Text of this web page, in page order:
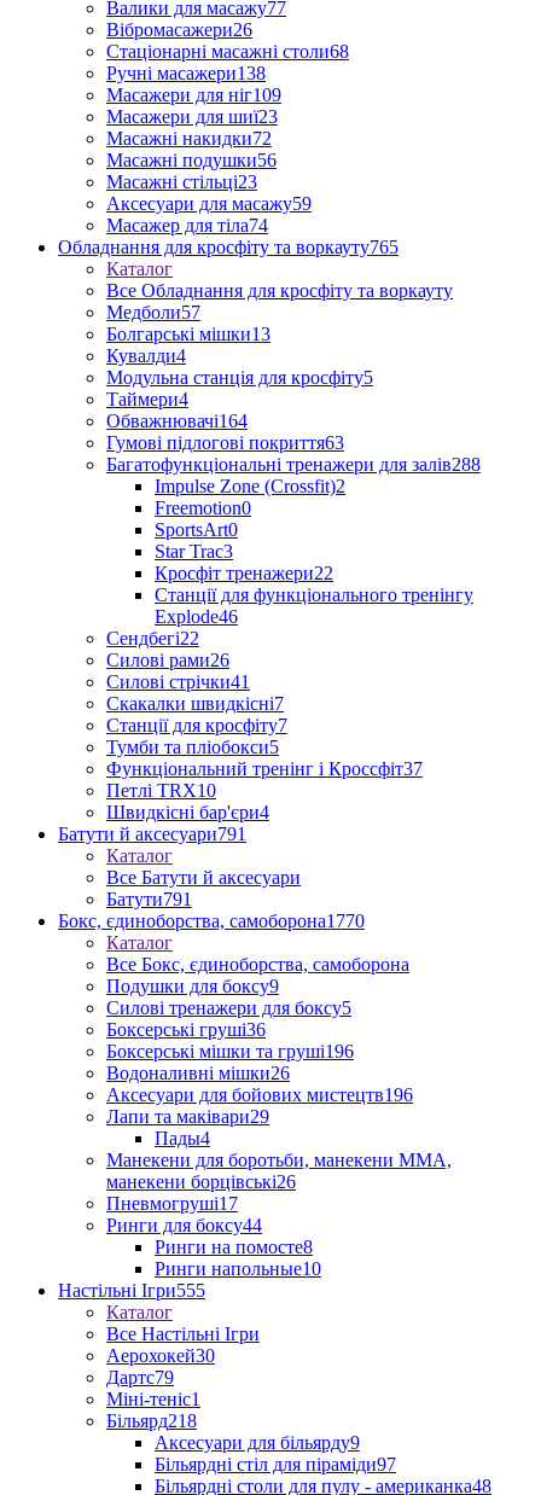
Валики для масажу77
Вібромасажери26
Стаціонарні масажні столи68
Ручні масажери138
Масажери для ніг109
Масажери для шиї23
Масажні накидки72
Масажні подушки56
Масажні стільці23
Аксесуари для масажу59
Масажер для тіла74
Обладнання для кросфіту та воркауту765
Каталог
Все Обладнання для кросфіту та воркауту
Медболи57
Болгарські мішки13
Кувалди4
Модульна станція для кросфіту5
Таймери4
Обважнювачі164
Гумові підлогові покриття63
Багатофункціональні тренажери для залів288
Impulse Zone (Crossfit)2
Freemotion0
SportsArt0
Star Trac3
Кросфіт тренажери22
Станції для функціонального тренінгу
Explode46
Сендбегі22
Силові рами26
Силові стрічки41
Скакалки швидкісні7
Станції для кросфіту7
Тумби та пліобокси5
Функціональний тренінг і Кроссфіт37
Петлі TRX10
Швидкісні бар'єри4
Батути й аксесуари791
Каталог
Все Батути й аксесуари
Батути791
Бокс, єдиноборства, самоборона1770
Каталог
Все Бокс, єдиноборства, самоборона
Подушки для боксу9
Силові тренажери для боксу5
Боксерські груші36
Боксерські мішки та груші196
Водоналивні мішки26
Аксесуари для бойових мистецтв196
Лапи та маківари29
Пады4
Манекени для боротьби, манекени ММА,
манекени борцівські26
Пневмогруші17
Ринги для боксу44
Ринги на помосте8
Ринги напольные10
Настільні Ігри555
Каталог
Все Настільні Ігри
Аерохокей30
Дартс79
Міні-теніс1
Більярд218
Аксесуари для більярду9
Більярдні стіл для піраміди97
Більярдні столи для пулу - американка48